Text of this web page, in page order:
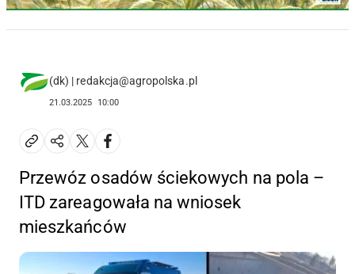
(dk) | redakcja@agropolska.pl
21.03.2025 10:00
Przewóz osadów ściekowych na pola –
ITD zareagowała na wniosek
mieszkańców